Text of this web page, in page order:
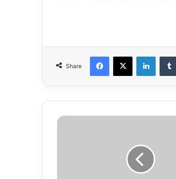
Share
Facebook
X
उत्तर